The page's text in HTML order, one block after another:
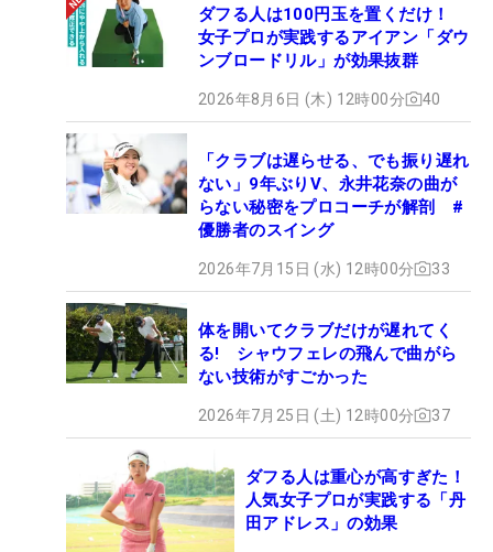
ダフる人は100円玉を置くだけ！
女子プロが実践するアイアン「ダウ
ンブロードリル」が効果抜群
2026年8月6日 (木) 12時00分 40
「クラブは遅らせる、でも振り遅れ
ない」9年ぶりV、永井花奈の曲が
らない秘密をプロコーチが解剖 #
優勝者のスイング
2026年7月15日 (水) 12時00分 33
体を開いてクラブだけが遅れてく
る! シャウフェレの飛んで曲がら
ない技術がすごかった
2026年7月25日 (土) 12時00分 37
ダフる人は重心が高すぎた！
人気女子プロが実践する「丹
田アドレス」の効果